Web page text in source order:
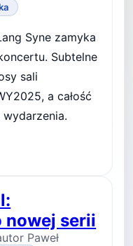
Syne zamyka
Subtelne
sali
a całość
nowej serii
Paweł